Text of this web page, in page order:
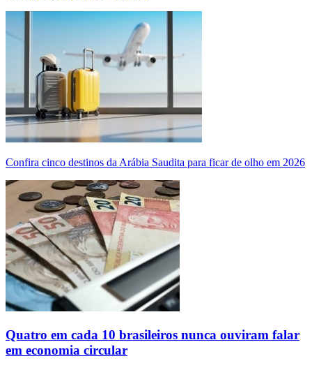
Confira cinco destinos da Arábia Saudita para ficar de olho em 2026
Quatro em cada 10 brasileiros nunca ouviram falar
em economia circular